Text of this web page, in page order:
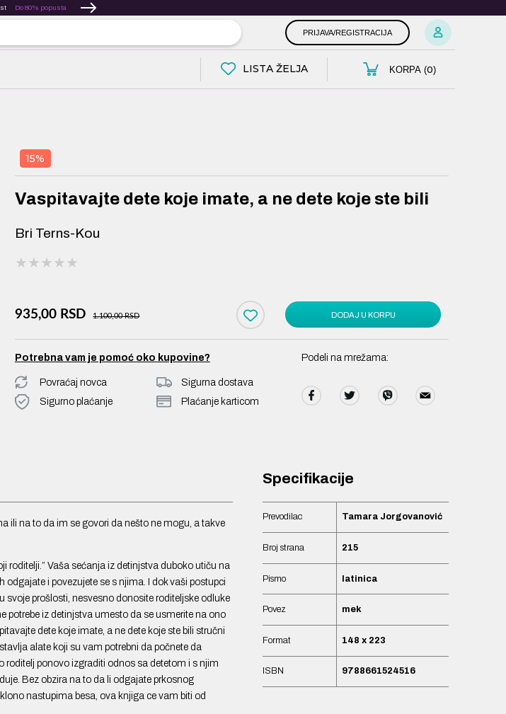
Do 80% popusta
PRIJAVA/REGISTRACIJA
LISTA ŽELJA KORPA (0)
15%
Vaspitavajte dete koje imate, a ne dete koje ste bili
Bri Terns-Kou
★★★★★
★★★★★
★★★★★
935,00 RSD 1.100,00 RSD DODAJ U KORPU
Potrebna vam je pomoć oko kupovine?
Povraćaj novca
Sigurna dostava
Sigurno plaćanje
Plaćanje karticom
Podeli na mrežama:
ili na to da im se govori da nešto ne mogu, a takve
roditelji.” Vaša sećanja iz detinjstva duboko utiču na
i povezujete se s njima. I dok vaši postupci
svoje prošlosti, nesvesno donosite roditeljske odluke
potrebe iz detinjstva umesto da se usmerite na ono
dete koje imate, a ne dete koje ste bili stručni
alate koji su vam potrebni da počnete da
roditelj ponovo izgraditi odnos sa detetom i s njim
Bez obzira na to da li odgajate prkosnog
nastupima besa, ova knjiga ce vam biti od
Specifikacije
Prevodilac Tamara Jorgovanović
Broj strana 215
Pismo latinica
Povez mek
Format 148 x 223
ISBN 9788661524516